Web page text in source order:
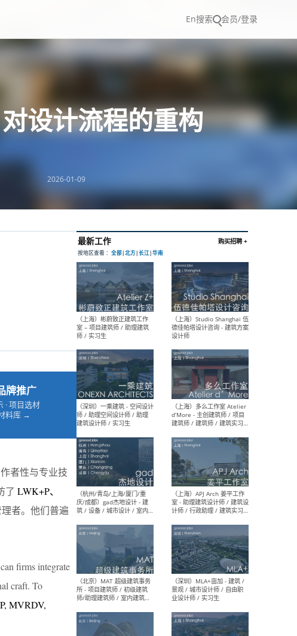
En搜索 会员/登录
设计流程的重构
2026-01-09
牌推广
· 项目选材
料库 →
者性与专业技
了 LWK+P、
者。他们普遍
firms integrate
craft. To
MVRDV,
最新工作
按地区查看 ：全部|北方|长江
（上海）彬蔚致正建筑工作
室 – 项目建筑师 / 助理建筑
师 / 实习生
（深圳）一乘建筑 - 空间设计
师 / 助理空间设计师 / 助理
建筑设计师 / 实习生
（杭州/青岛/上海/厦门/重
庆/成都）gad杰地设计 - 建
筑 / 设备 / 城市设计 / 室内 /
幕墙 / BIM / 成本 / 工程 / 运
营 / 品牌 / 观点views / 实习
等